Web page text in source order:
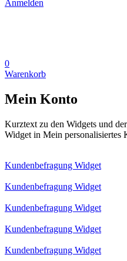
Anmelden
0
Warenkorb
Mein Konto
Kurztext zu den Widgets und
Widget in Mein personalisiertes
Kundenbefragung Widget
Kundenbefragung Widget
Kundenbefragung Widget
Kundenbefragung Widget
Kundenbefragung Widget